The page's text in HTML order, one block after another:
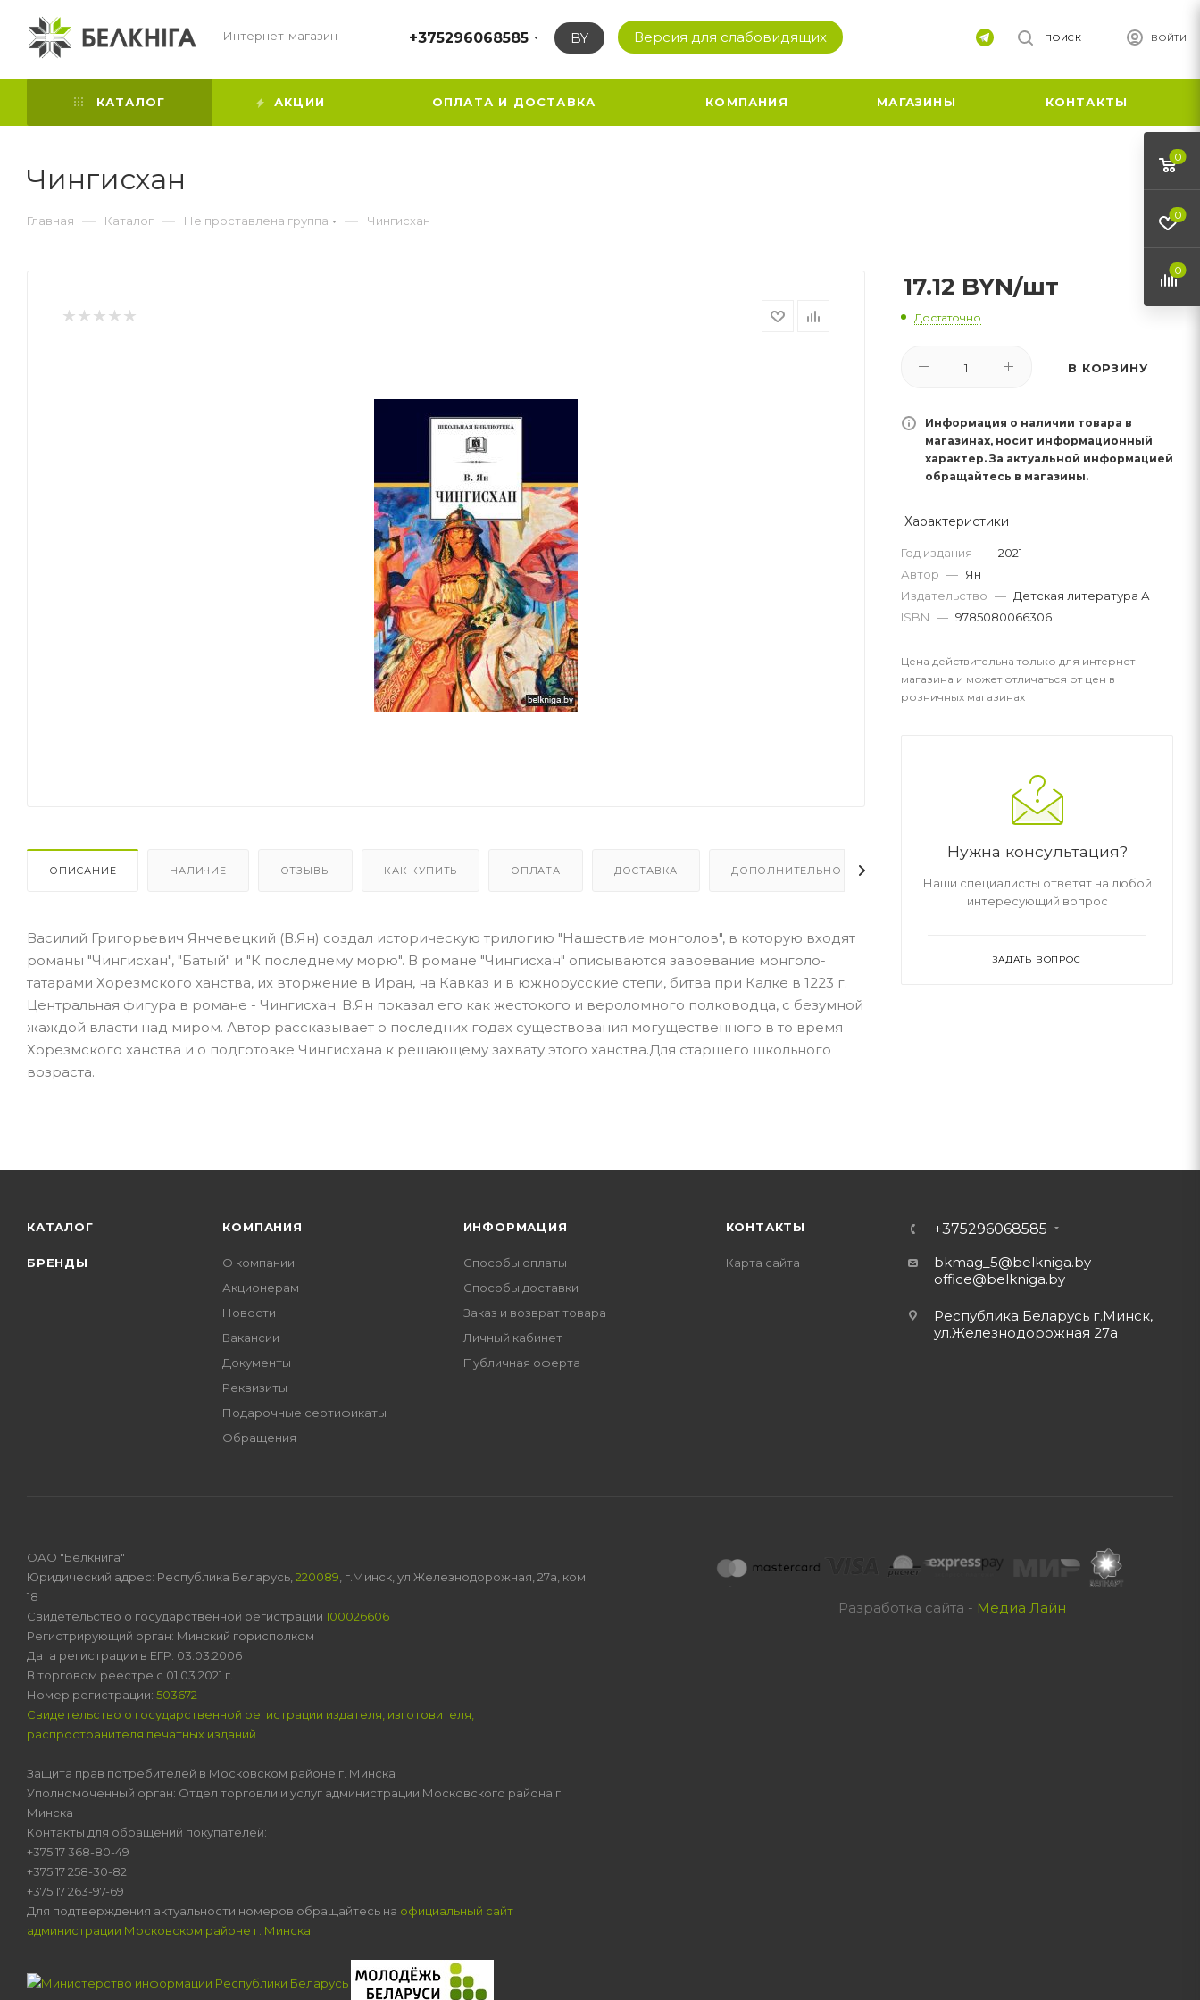
Интернет-магазин +375296068585 BY Версия для слабовидящих ВОЙТИ
ПОИСК
КАТАЛОГ АКЦИИ ОПЛАТА И ДОСТАВКА КОМПАНИЯ МАГАЗИНЫ КОНТАКТЫ
Чингисхан
Главная — Каталог — Не проставлена группа — Чингисхан
ОПИСАНИЕ НАЛИЧИЕ ОТЗЫВЫ КАК КУПИТЬ ОПЛАТА ДОСТАВКА ДОПОЛНИТЕЛЬНО
Василий Григорьевич Янчевецкий (В.Ян) создал историческую трилогию "Нашествие монголов", в которую входят
романы "Чингисхан", "Батый" и "К последнему морю". В романе "Чингисхан" описываются завоевание монголо-
татарами Хорезмского ханства, их вторжение в Иран, на Кавказ и в южнорусские степи, битва при Калке в 1223 г.
Центральная фигура в романе - Чингисхан. В.Ян показал его как жестокого и вероломного полководца, с безумной
жаждой власти над миром. Автор рассказывает о последних годах существования могущественного в то время
Хорезмского ханства и о подготовке Чингисхана к решающему захвату этого ханства.Для старшего школьного
возраста.
17.12 BYN/шт
Достаточно
В КОРЗИНУ
Информация о наличии товара в
магазинах, носит информационный
характер. За актуальной информацией
обращайтесь в магазины.
Характеристики
Год издания — 2021
Автор — Ян
Издательство — Детская литература А
ISBN — 9785080066306
Цена действительна только для интернет-
магазина и может отличаться от цен в
розничных магазинах
Нужна консультация?
Наши специалисты ответят на любой
интересующий вопрос
ЗАДАТЬ ВОПРОС
КАТАЛОГ
БРЕНДЫ
КОМПАНИЯ
О компании
Акционерам
Новости
Вакансии
Документы
Реквизиты
Подарочные сертификаты
Обращения
ИНФОРМАЦИЯ
Способы оплаты
Способы доставки
Заказ и возврат товара
Личный кабинет
Публичная оферта
КОНТАКТЫ
Карта сайта
+375296068585
bkmag_5@belkniga.by
office@belkniga.by
Республика Беларусь г.Минск,
ул.Железнодорожная 27а
Разработка сайта - Медиа Лайн
ОАО "Белкнига"
Юридический адрес: Республика Беларусь, 220089 , г.Минск, ул.Железнодорожная, 27а, ком
18
Свидетельство о государственной регистрации 100026606
Регистрирующий орган: Минский горисполком
Дата регистрации в ЕГР: 03.03.2006
В торговом реестре с 01.03.2021 г.
Номер регистрации: 503672
Свидетельство о государственной регистрации издателя, изготовителя,
распространителя печатных изданий
Защита прав потребителей в Московском районе г. Минска
Уполномоченный орган: Отдел торговли и услуг администрации Московского района г.
Минска
Контакты для обращений покупателей:
+375 17 368-80-49
+375 17 258-30-82
+375 17 263-97-69
Для подтверждения актуальности номеров обращайтесь на официальный сайт
администрации Московском районе г. Минска
0
0
0